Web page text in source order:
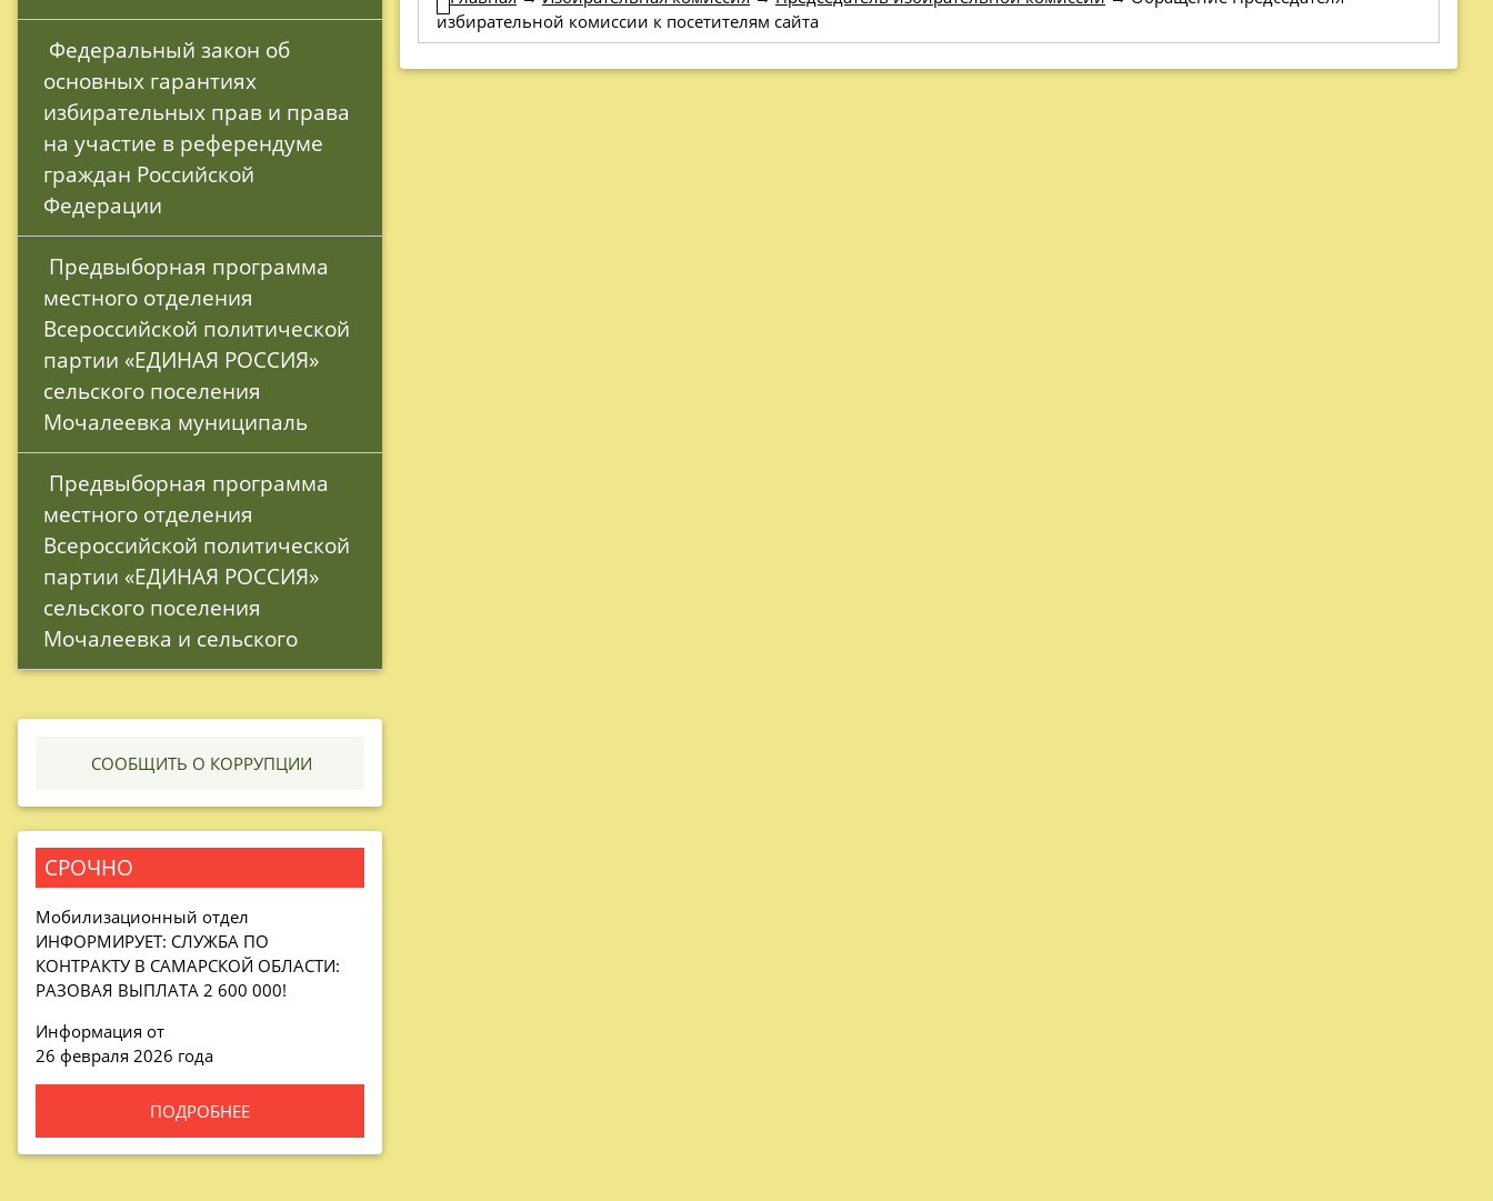
основных гарантиях
избирательных прав и права
на участие в референдуме
граждан Российской
Федерации
местного отделения
Всероссийской политической
партии «ЕДИНАЯ РОССИЯ»
сельского поселения
Мочалеевка муниципаль
местного отделения
Всероссийской политической
партии «ЕДИНАЯ РОССИЯ»
сельского поселения
Мочалеевка и сельского
СООБЩИТЬ О КОРРУПЦИИ
СРОЧНО
Мобилизационный отдел
ИНФОРМИРУЕТ: СЛУЖБА ПО
КОНТРАКТУ В САМАРСКОЙ ОБЛАСТИ:
РАЗОВАЯ ВЫПЛАТА 2 600 000!
Информация от
26 февраля 2026 года
ПОДРОБНЕЕ
избирательной комиссии к посетителям сайта